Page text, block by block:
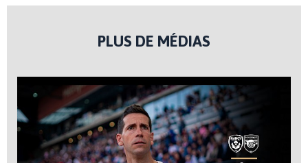
PLUS DE MÉDIAS